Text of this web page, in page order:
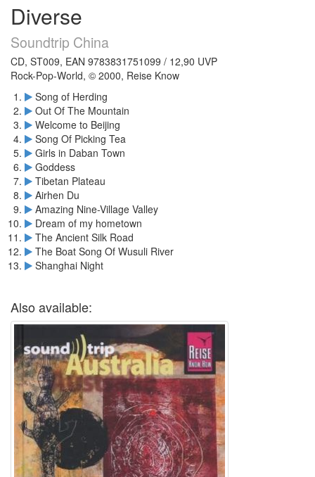
Diverse
Soundtrip China
CD, ST009, EAN 9783831751099 / 12,90 UVP
Rock-Pop-World, © 2000, Reise Know
Song of Herding
Out Of The Mountain
Welcome to Beijing
Song Of Picking Tea
Girls in Daban Town
Goddess
Tibetan Plateau
Airhen Du
Amazing Nine-Village Valley
Dream of my hometown
The Ancient Silk Road
The Boat Song Of Wusuli River
Shanghai Night
Also available: